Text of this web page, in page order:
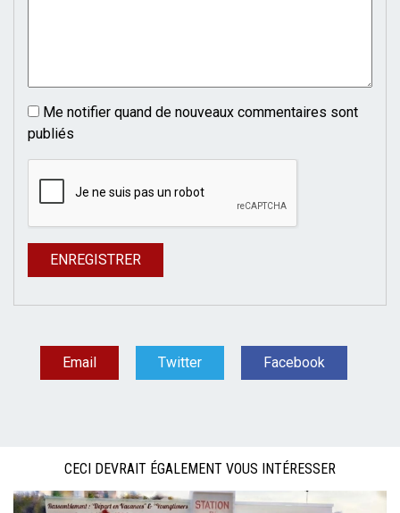
Me notifier quand de nouveaux commentaires sont
publiés
Email Twitter Facebook
CECI DEVRAIT ÉGALEMENT VOUS INTÉRESSER